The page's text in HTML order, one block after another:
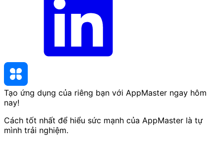
Tạo ứng dụng của riêng bạn với AppMaster ngay hôm
nay!
Cách tốt nhất để hiểu sức mạnh của AppMaster là tự
mình trải nghiệm.